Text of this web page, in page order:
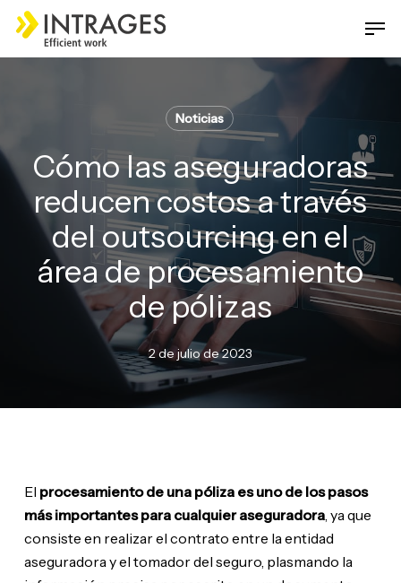
Skip
main
Noticias
Cómo las aseguradoras
reducen costos a través
del outsourcing en el
área de procesamiento
de pólizas
2 de julio de 2023
El procesamiento de una póliza es uno de los pasos
más importantes para cualquier aseguradora, ya que
consiste en realizar el contrato entre la entidad
aseguradora y el tomador del seguro, plasmando la
Close